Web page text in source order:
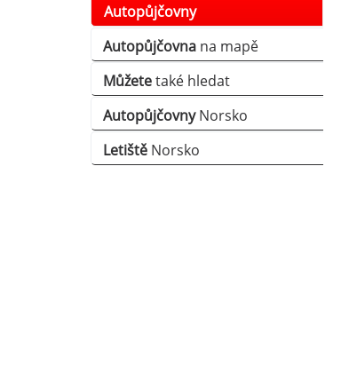
Autopůjčovny
Autopůjčovna na mapě
Můžetetaké hledat
AutopůjčovnyNorsko
Letiště Norsko